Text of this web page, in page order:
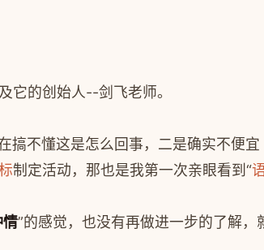
它的创始人--剑飞老师。
不懂这是怎么回事，二是确实不便宜
制定活动，那也是我第一次亲眼看到“
情”的感觉，也没有再做进一步的了解，